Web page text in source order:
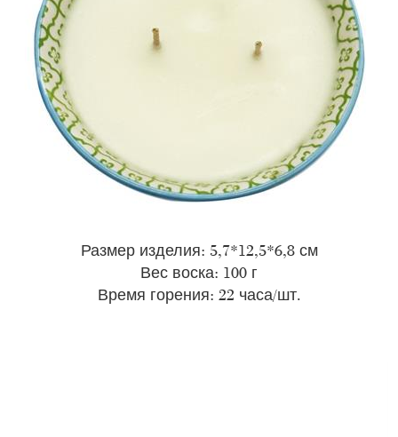
Размер изделия: 5,7*12,5*6,8 см
Вес воска: 100 г
Время горения: 22 часа/шт.